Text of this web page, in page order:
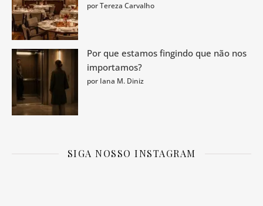
por Tereza Carvalho
Por que estamos fingindo que não nos
importamos?
por Iana M. Diniz
SIGA NOSSO INSTAGRAM